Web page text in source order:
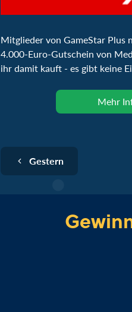
Mitglieder von GameStar Plus
4.000-Euro-Gutschein von
ihr damit kauft - es gibt keine
Mehr
Gestern